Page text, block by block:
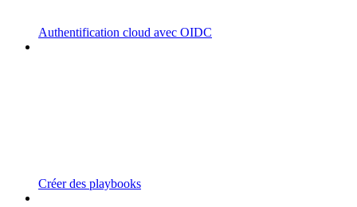
Authentification cloud avec OIDC
Créer des playbooks